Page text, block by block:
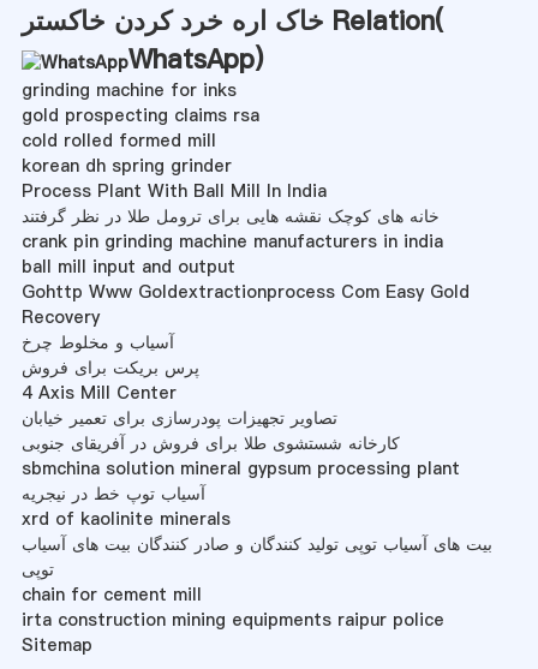
خاک اره خرد کردن خاکستر Relation(
WhatsApp)
grinding machine for inks
gold prospecting claims rsa
cold rolled formed mill
korean dh spring grinder
Process Plant With Ball Mill In India
خانه های کوچک نقشه هایی برای ترومل طلا در نظر گرفتند
crank pin grinding machine manufacturers in india
ball mill input and output
Gohttp Www Goldextractionprocess Com Easy Gold
Recovery
آسیاب و مخلوط چرخ
پرس بریکت برای فروش
4 Axis Mill Center
تصاویر تجهیزات پودرسازی برای تعمیر خیابان
کارخانه شستشوی طلا برای فروش در آفریقای جنوبی
sbmchina solution mineral gypsum processing plant
آسیاب توپ خط در نیجریه
xrd of kaolinite minerals
بیت های آسیاب توپی تولید کنندگان و صادر کنندگان بیت های آسیاب
توپی
chain for cement mill
irta construction mining equipments raipur police
Sitemap